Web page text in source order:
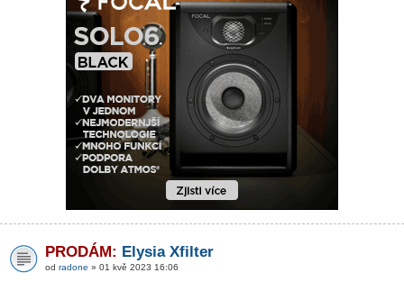
PRODÁM: Elysia Xfilter
od radone » 01 kvě 2023 16:06